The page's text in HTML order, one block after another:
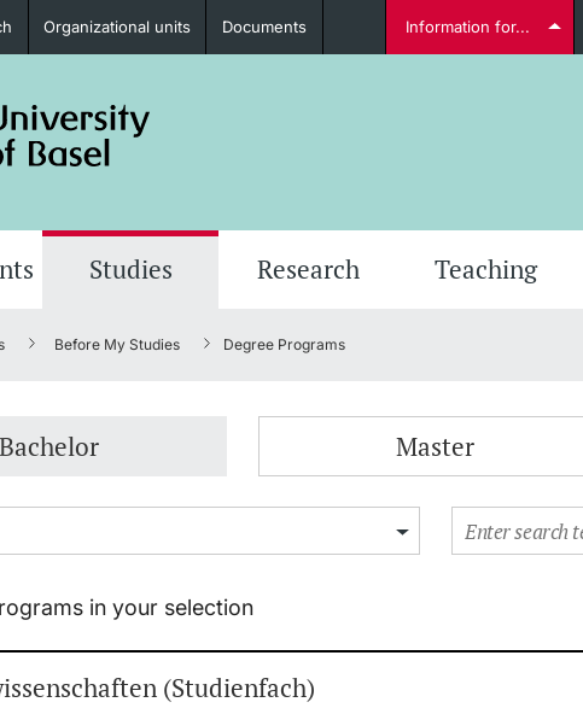
Students
& Alumni
Further information
Organizational units Documents Information for...
Studies Research Teaching
Before My Studies Degree Programs
Bachelor Master
in your selection
(Studienfach)